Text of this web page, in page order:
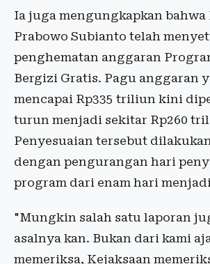
Ia juga mengungkapkan bahwa
Prabowo Subianto telah
penghematan anggaran
Bergizi Gratis. Pagu anggaran
mencapai Rp335 triliun kini
turun menjadi sekitar Rp260
Penyesuaian tersebut
dengan pengurangan hari
program dari enam hari
"Mungkin salah satu laporan
asalnya kan. Bukan dari kami
memeriksa, Kejaksaan